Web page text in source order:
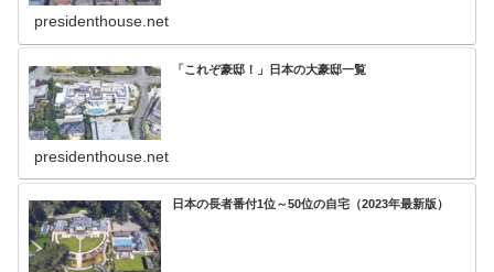
presidenthouse.net
「これぞ豪邸！」日本の大豪邸一覧
presidenthouse.net
日本の長者番付1位～50位の自宅（2023年最新版）